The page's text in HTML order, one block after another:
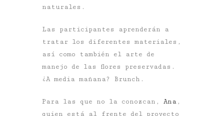
naturales.
Las participantes aprenderán a
tratar los diferentes materiales,
así como también el arte de
manejo de las flores preservadas.
¿A media mañana? Brunch.
Para las que no la conozcan, Ana ,
quien está al frente del proyecto